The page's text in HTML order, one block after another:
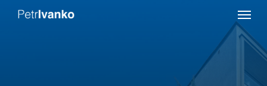
Skip
Menu